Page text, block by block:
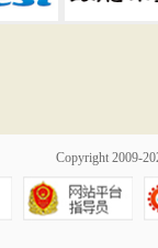
Copyright 2009-